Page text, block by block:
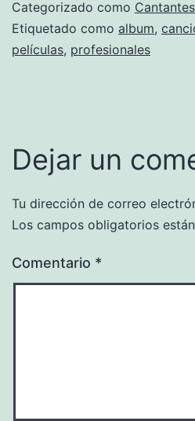
Categorizado como Cantantes
Etiquetado como album,
películas, profesionales
Dejar un
Tu dirección de correo
Los campos obligatorios
Comentario *